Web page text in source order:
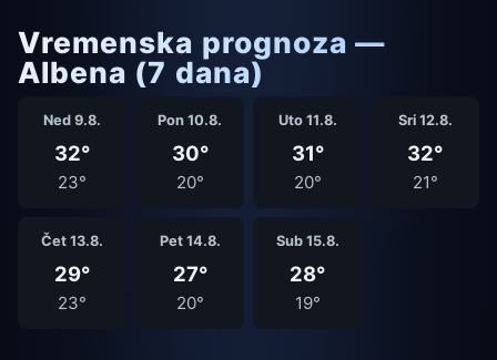
Vremenska prognoza —
Albena (7 dana)
Ned 9.8.
32°
23°
Pon 10.8.
30°
20°
Uto 11.8.
31°
20°
Sri 12.8.
32°
21°
Čet 13.8.
29°
23°
Pet 14.8.
27°
20°
Sub 15.8.
28°
19°